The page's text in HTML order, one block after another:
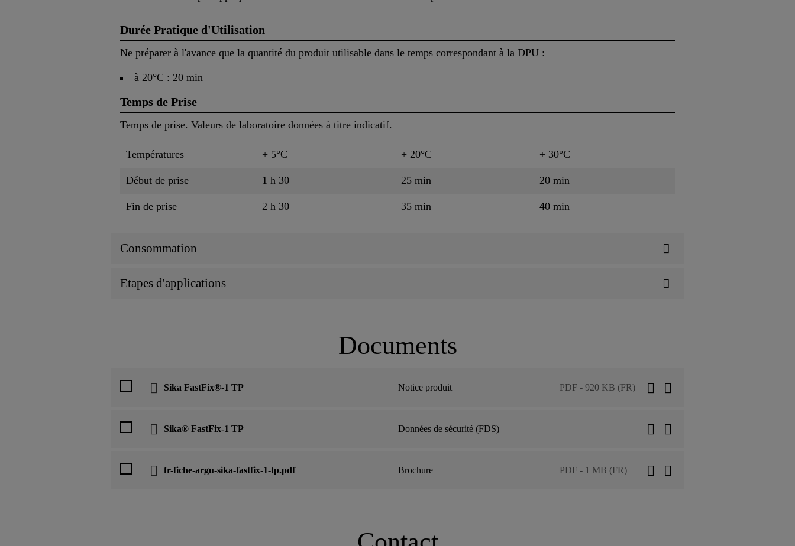
Durée Pratique d'Utilisation
Ne préparer à l'avance que la quantité du produit utilisable dans le temps correspondant à la DPU :
à 20°C : 20 min
Temps de Prise
Temps de prise. Valeurs de laboratoire données à titre indicatif.
Températures + 5°C + 20°C + 30°C
Début de prise 1 h 30 25 min 20 min
Fin de prise 2 h 30 35 min 40 min
Consommation
Etapes d'applications
Documents
Sika FastFix®-1 TP Notice produit PDF - 920 KB (FR)
Sika® FastFix-1 TP Données de sécurité (FDS)
fr-fiche-argu-sika-fastfix-1-tp.pdf Brochure PDF - 1 MB (FR)